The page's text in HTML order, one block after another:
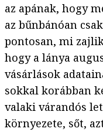
az apának, hogy
az bűnbánóan
pontosan, mi
hogy a lánya
vásárlások
sokkal korábban
valaki várandós
környezete, sőt,